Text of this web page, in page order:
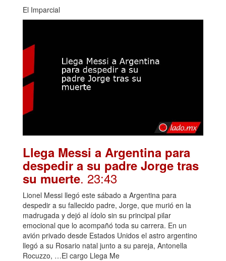
El Imparcial
Llega Messi a Argentina para
despedir a su padre Jorge tras
su muerte. 23:43
Lionel Messi llegó este sábado a Argentina para
despedir a su fallecido padre, Jorge, que murió en la
madrugada y dejó al ídolo sin su principal pilar
emocional que lo acompañó toda su carrera. En un
avión privado desde Estados Unidos el astro argentino
llegó a su Rosario natal junto a su pareja, Antonella
Rocuzzo, …El cargo Llega Me